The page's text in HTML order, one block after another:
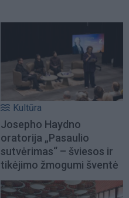
Kultūra
Josepho Haydno
oratorija „Pasaulio
sutvėrimas“ – šviesos ir
tikėjimo žmogumi šventė